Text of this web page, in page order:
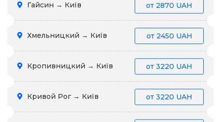
Гайсин → Київ от 2870 UAH
Хмельницкий → Київ от 2450 UAH
Кропивницкий → Київ от 3220 UAH
Кривой Рог → Київ от 3220 UAH